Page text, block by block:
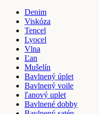
Denim
Viskóza
Tencel
Lyocel
Vlna
Ľan
Mušelín
Bavlnený úplet
Bavlnený voile
ľanový uplet
Bavlnené dobby